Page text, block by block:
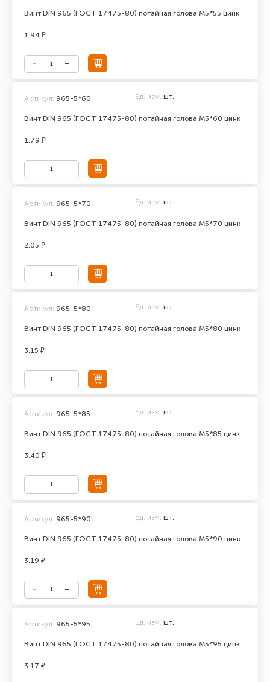
Винт DIN 965 (ГОСТ 17475-80) потайная голова М5*55 цинк
1.94 ₽
Винт DIN 965 (ГОСТ 17475-80) потайная голова М5*60 цинк
Артикул: 965-5*60 Ед. изм. шт.
1.79 ₽
Винт DIN 965 (ГОСТ 17475-80) потайная голова М5*70 цинк
Артикул: 965-5*70 Ед. изм. шт.
2.05 ₽
Винт DIN 965 (ГОСТ 17475-80) потайная голова М5*80 цинк
Артикул: 965-5*80 Ед. изм. шт.
3.15 ₽
Винт DIN 965 (ГОСТ 17475-80) потайная голова М5*85 цинк
Артикул: 965-5*85 Ед. изм. шт.
3.40 ₽
Винт DIN 965 (ГОСТ 17475-80) потайная голова М5*90 цинк
Артикул: 965-5*90 Ед. изм. шт.
3.19 ₽
Винт DIN 965 (ГОСТ 17475-80) потайная голова М5*95 цинк
Артикул: 965-5*95 Ед. изм. шт.
3.17 ₽